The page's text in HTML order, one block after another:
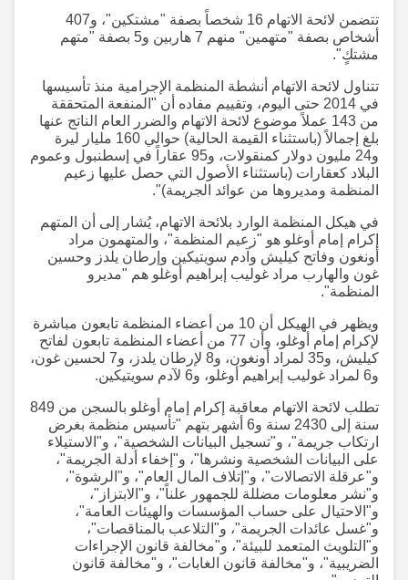
تتضمن لائحة الاتهام 16 شخصاً بصفة "مشتكين"، و407
أشخاص بصفة "متهمين" منهم 7 هاربين و5 بصفة "متهم
مشتكٍ".
تتناول لائحة الاتهام أنشطة المنظمة الإجرامية منذ تأسيسها
في 2014 حتى اليوم، وتقييم مفاده أن "المنفعة المتحققة
من 143 عملاً موضوع لائحة الاتهام والضرر العام الناتج عنها
بلغ إجمالاً (باستثناء القيمة الحالية) حوالي 160 مليار ليرة
و24 مليون دولار كمنقولات، و95 عقاراً في إسطنبول وعموم
البلاد كعقارات (باستثناء الأصول التي حصل عليها زعيم
المنظمة ومديروها من عوائد الجريمة)".
في هيكل المنظمة الوارد بلائحة الاتهام، يُشار إلى أن المتهم
إكرام إمام أوغلو هو "زعيم المنظمة"، والمتهمون مراد
أونغون وفاتح كيليش وآدم سويتيكين وإرطان يلدز وحسين
غون والهارب مراد غوليب إبراهيم أوغلو هم "مديرو
المنظمة".
ويظهر في الهيكل أن 10 من أعضاء المنظمة تابعون مباشرة
لإكرام إمام أوغلو، وأن 77 من أعضاء المنظمة تابعون لفاتح
كيليش، و35 لمراد أونغون، و8 لإرطان يلدز، و7 لحسين غون،
تطلب لائحة الاتهام معاقبة إكرام إمام أوغلو بالسجن من 849
سنة إلى 2430 سنة و6 أشهر بتهم "تأسيس منظمة بغرض
ارتكاب جريمة"، و"تسجيل البيانات الشخصية"، و"الاستيلاء
على البيانات الشخصية ونشرها"، و"إخفاء أدلة الجريمة"،
و"عرقلة الاتصالات"، و"إتلاف المال العام"، و"الرشوة"،
و"نشر معلومات مضللة للجمهور علناً"، و"الابتزاز"،
و"الاحتيال على حساب المؤسسات والهيئات العامة"،
و"غسل عائدات الجريمة"، و"التلاعب بالمناقصات"،
و"التلويث المتعمد للبيئة"، و"مخالفة قانون الإجراءات
الضريبية"، و"مخالفة قانون الغابات"، و"مخالفة قانون